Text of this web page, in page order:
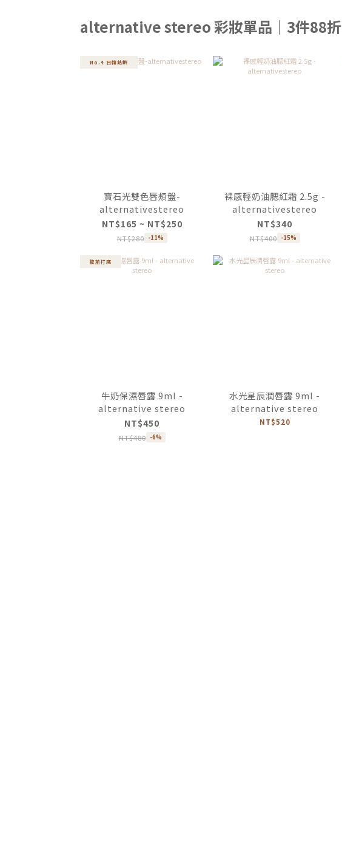
alternative stereo 彩妝單品｜3件88折
No.4 日韓熱銷
寶石光雙色唇頰盤-
alternativestereo
NT$165 ~ NT$250
NT$280 -11%
裸感輕奶油腮紅霜 2.5g -
alternativestereo
NT$340
NT$400 -15%
妝前打底
牛奶保濕唇露 9ml -
alternative stereo
NT$450
NT$480 -6%
水光星辰潤唇露 9ml -
alternative stereo
NT$520